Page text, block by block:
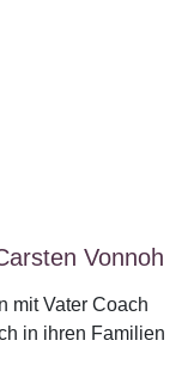
Vonnoh
mit Vater Coach
in ihren Familien